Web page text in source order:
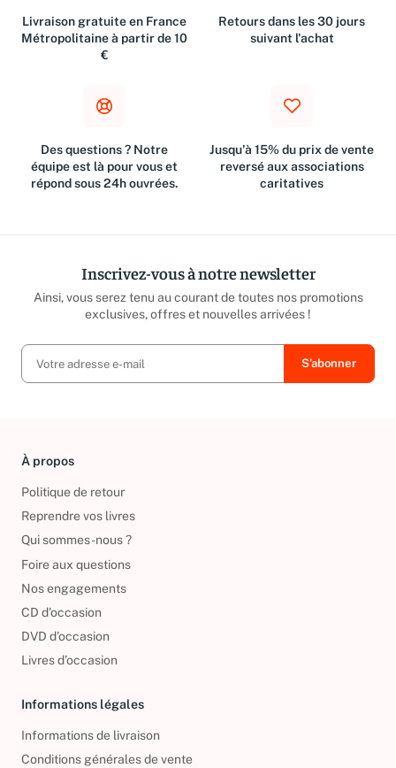
Livraison gratuite en France
Métropolitaine à partir de 10
€
Retours dans les 30 jours
suivant l'achat
Des questions ? Notre
équipe est là pour vous et
répond sous 24h ouvrées.
Jusqu'à 15% du prix de vente
reversé aux associations
caritatives
Inscrivez-vous à notre newsletter
Ainsi, vous serez tenu au courant de toutes nos promotions
exclusives, offres et nouvelles arrivées !
À propos
Politique de retour
Reprendre vos livres
Qui sommes-nous ?
Foire aux questions
Nos engagements
CD d'occasion
DVD d'occasion
Livres d’occasion
Informations légales
Informations de livraison
Conditions générales de vente